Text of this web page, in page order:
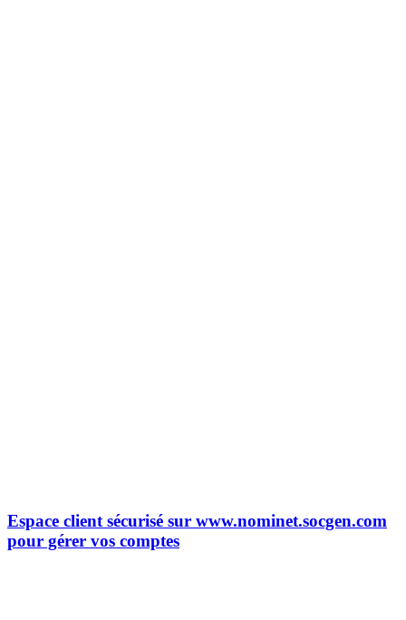
Espace client sécurisé sur www.nominet.socgen.com
pour gérer vos comptes